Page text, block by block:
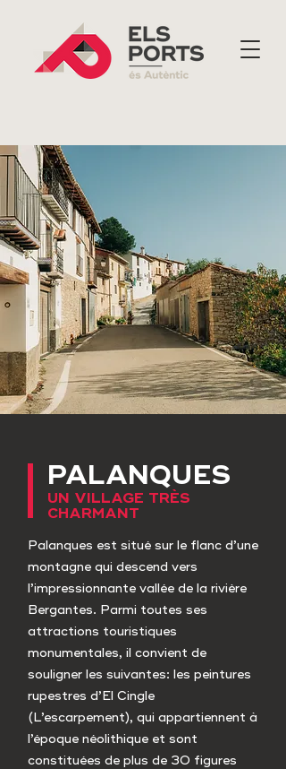
PALANQUES
UN VILLAGE TRÈS
CHARMANT
Palanques est situé sur le flanc d’une
montagne qui descend vers
l’impressionnante vallée de la rivière
Bergantes. Parmi toutes ses
attractions touristiques
monumentales, il convient de
souligner les suivantes: les peintures
rupestres d’El Cingle
(L’escarpement), qui appartiennent à
l’époque néolithique et sont
constituées de plus de 30 figures